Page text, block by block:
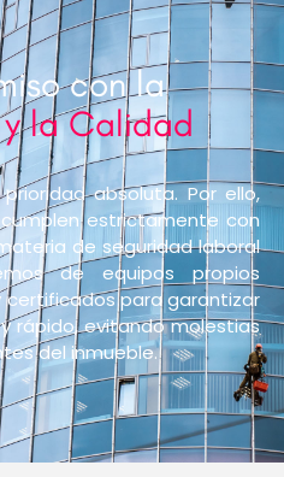
con la
la Calidad
absoluta. Por ello,
estrictamente con
de seguridad laboral
de equipos propios
para garantizar
rápido, evitando molestias
del inmueble.